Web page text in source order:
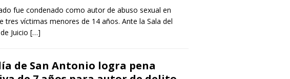
fue condenado como autor de abuso sexual en
tres víctimas menores de 14 años. Ante la Sala del
Juicio […]
de San Antonio logra pena